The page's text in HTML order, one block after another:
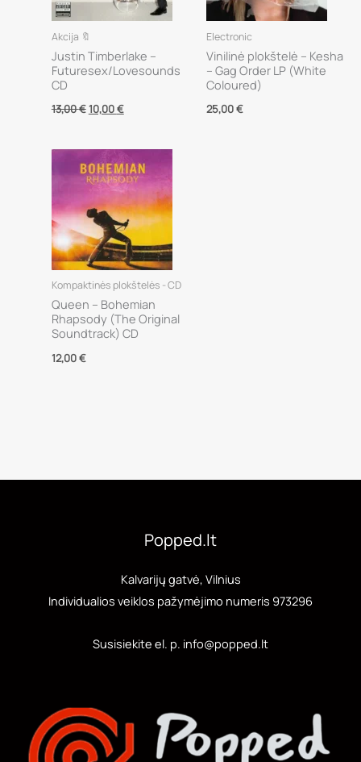
Akcija 🔖
Justin Timberlake –
Futuresex/Lovesounds
CD
13,00€Original
price
10,00€Current
price
Electronic
Vinilinė plokštelė – Kesha
– Gag Order LP (White
Coloured)
25,00€
Kompaktinės plokštelės - CD
Queen – Bohemian
Rhapsody (The Original
Soundtrack) CD
12,00€
Popped.lt
Kalvarijų gatvė, Vilnius
Individualios veiklos pažymėjimo numeris 973296
Susisiekite el. p. info@popped.lt